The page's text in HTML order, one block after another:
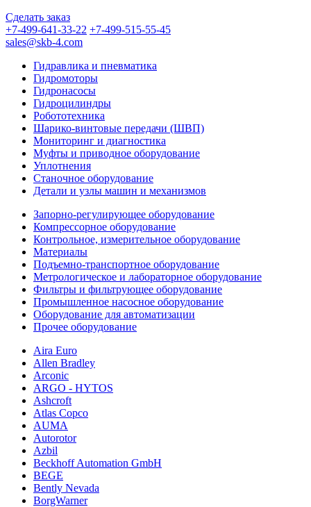
Сделать заказ
+7-499-641-33-22 +7-499-515-55-45
sales@skb-4.com
Гидравлика и пневматика
Гидромоторы
Гидронасосы
Гидроцилиндры
Робототехника
Шарико-винтовые передачи (ШВП)
Мониторинг и диагностика
Муфты и приводное оборудование
Уплотнения
Станочное оборудование
Детали и узлы машин и механизмов
Запорно-регулирующее оборудование
Компрессорное оборудование
Контрольное, измерительное оборудование
Материалы
Подъемно-транспортное оборудование
Метрологическое и лабораторное оборудование
Фильтры и фильтрующее оборудование
Промышленное насосное оборудование
Оборудование для автоматизации
Прочее оборудование
Aira Euro
Allen Bradley
Arconic
ARGO - HYTOS
Ashcroft
Atlas Copco
AUMA
Autorotor
Azbil
Beckhoff Automation GmbH
BEGE
Bently Nevada
BorgWarner